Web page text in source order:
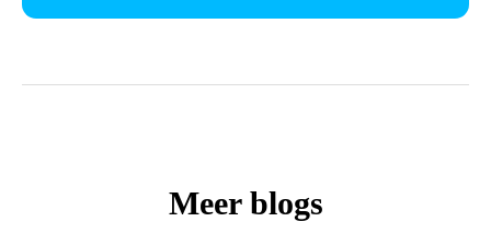
Meer blogs